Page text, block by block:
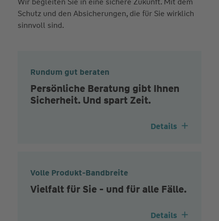
Schutz und den Absicherungen, die für Sie wirklich
sinnvoll sind.
Rundum gut beraten
Persönliche Beratung gibt Ihnen
Sicherheit. Und spart Zeit.
Details
Volle Produkt-Bandbreite
Vielfalt für Sie - und für alle Fälle.
Details